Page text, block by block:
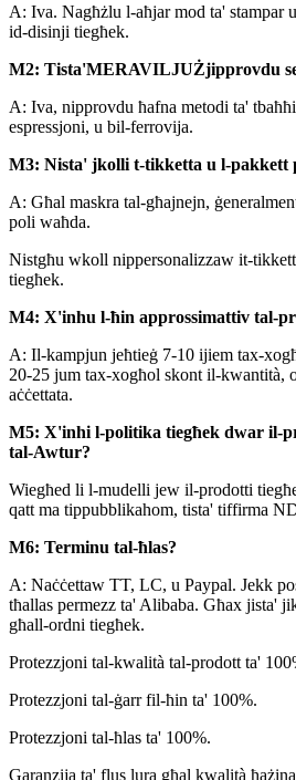
A: Iva. Nagħżlu l-aħjar mod ta' stampar
id-disinji tiegħek.
M2: Tista'MERAVILJUŻjipprovdu
A: Iva, nipprovdu ħafna metodi ta'
espressjoni, u bil-ferrovija.
M3: Nista' jkolli t-tikketta u l-pakkett
A: Għal maskra tal-għajnejn,
poli waħda.
Nistgħu wkoll nippersonalizzaw it-
tiegħek.
M4: X'inhu l-ħin approssimattiv tal-
A: Il-kampjun jeħtieġ 7-10 ijiem tax-
20-25 jum tax-xogħol skont il-kwantità,
aċċettata.
M5: X'inhi l-politika tiegħek dwar il-
tal-Awtur?
Wiegħed li l-mudelli jew il-prodotti
qatt ma tippubblikahom, tista' tiffirma
M6: Terminu tal-ħlas?
A: Naċċettaw TT, LC, u Paypal. Jekk
tħallas permezz ta' Alibaba. Għax jista'
għall-ordni tiegħek.
Protezzjoni tal-kwalità tal-prodott ta'
Protezzjoni tal-ġarr fil-ħin ta' 100%.
Protezzjoni tal-ħlas ta' 100%.
Garanzija ta' flus lura għal kwalità